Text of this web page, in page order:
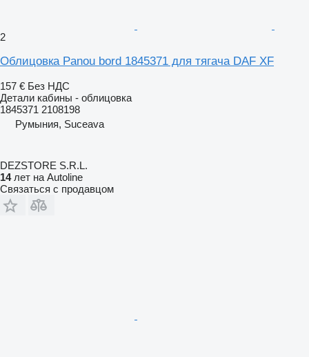
2
Облицовка Panou bord 1845371 для тягача DAF XF
157 € Без НДС
Детали кабины - облицовка
1845371 2108198
Румыния, Suceava
DEZSTORE S.R.L.
14лет на Autoline
Связаться с продавцом